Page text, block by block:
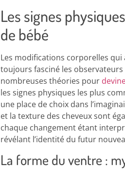
Les signes
de bébé
Les modifications corporelles
toujours fasciné les
nombreuses théories pour
les signes physiques les plus
une place de choix dans
et la texture des cheveux sont
chaque changement étant
révélant l’identité du futur
La forme du ventre :